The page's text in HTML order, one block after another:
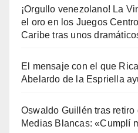
¡Orgullo venezolano! La
el oro en los Juegos
Caribe tras unos
El mensaje con el que
Abelardo de la Espriella
Oswaldo Guillén tras
Medias Blancas: «Cumplí